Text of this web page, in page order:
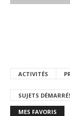
ACTIVITÉS
SUJETS
MES FAVORIS